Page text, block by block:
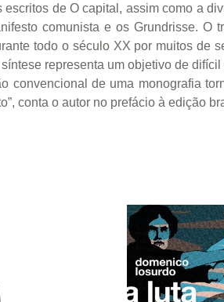
de O capital, assim como a
comunista e os Grundrisse.
todo o século XX por muitos de
representa um objetivo de
convencional de uma monografia
conta o autor no prefácio à edição